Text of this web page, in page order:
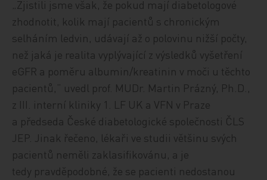
„Zjistili jsme však, že pokud mají diabetologové
zhodnotit, kolik mají pacientů s chronickým
selháním ledvin, udávají až o polovinu nižší počty,
než jaká je realita vyplývající z výsledků vyšetření
eGFR a poměru albumin/kreatinin v moči u těchto
pacientů,“ uvedl prof. MUDr. Martin Prázný, Ph.D.,
z III. interní kliniky 1. LF UK a VFN v Praze
a předseda České diabetologické společnosti ČLS
JEP. Jinak řečeno, lékaři ve studii většinu svých
pacientů neměli zaklasifikovánu, a je
tedy pravděpodobné, že se pacienti nedostanou